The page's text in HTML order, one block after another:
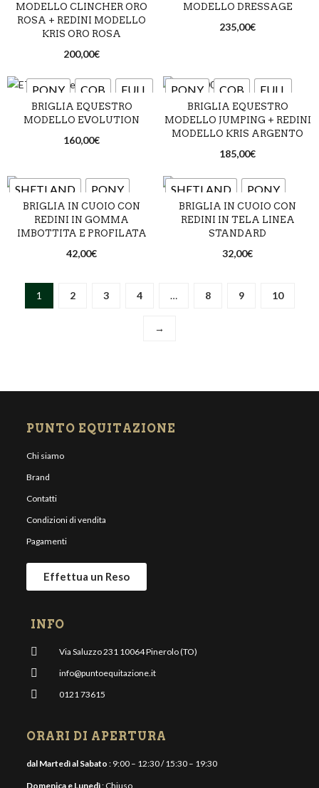
Marrone scuro Nero
MODELLO CLINCHER ORO
ROSA + REDINI MODELLO
KRIS ORO ROSA
200,00€
Marrone scuro Nero
MODELLO DRESSAGE
235,00€
PONY COB FULL
Marrone scuro Nero
BRIGLIA EQUESTRO
MODELLO EVOLUTION
160,00€
PONY COB
FULL
EXTRA FULL
Marrone scuro
Nero
BRIGLIA EQUESTRO
MODELLO JUMPING + REDINI
MODELLO KRIS ARGENTO
185,00€
SHETLAND
PONY
COB
FULL
Nero
BRIGLIA IN CUOIO CON
REDINI IN GOMMA
IMBOTTITA E PROFILATA
42,00€
SHETLAND
PONY
COB
FULL
Nero
BRIGLIA IN CUOIO CON
REDINI IN TELA LINEA
STANDARD
32,00€
1 2 3 4 … 8 9 10
→
PUNTO EQUITAZIONE
Chi siamo
Brand
Contatti
Condizioni di vendita
Pagamenti
Effettua un Reso
INFO
Via Saluzzo 231 10064 Pinerolo (TO)
info@puntoequitazione.it
0121 73615
ORARI DI APERTURA
dal Martedì al Sabato : 9:00 – 12:30 / 15:30 – 19:30
Domenica e Lunedì: Chiuso